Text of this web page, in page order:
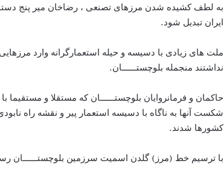
به لطف کشیده شدن مرزهای تصنعی ، رضاخان میر پنج دستور
ایران تبدیل شود.
ملت های زیادی با دسیسه و حیله استعمارگرانه وارد
نداشتند منجمله بلوچستــــــان.
حاکمان و فرمانروایان بلوچستــــــان که مستقلا و
شکست آنها به ناگاه با دسیسه استعمار پیر و نقشه راه
کشورها شدند.
با ترسیم خط (مرز) گلدن اسمیت سرزمین بلوچستــــــان